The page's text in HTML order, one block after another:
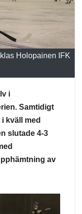
Holopainen IFK
i
Samtidigt
kväll med
slutade 4-3
av